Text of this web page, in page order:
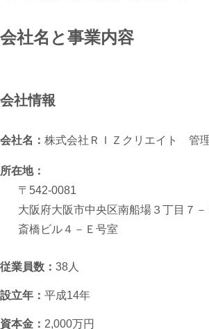
会社名と事業内容
会社情報
会社名： 株式会社ＲＩＺクリエイト 管
所在地：
〒542-0081
大阪府大阪市中央区南船場３丁目７
斎橋ビル４－Ｅ号室
従業員数： 38人
設立年： 平成14年
資本金： 2,000万円